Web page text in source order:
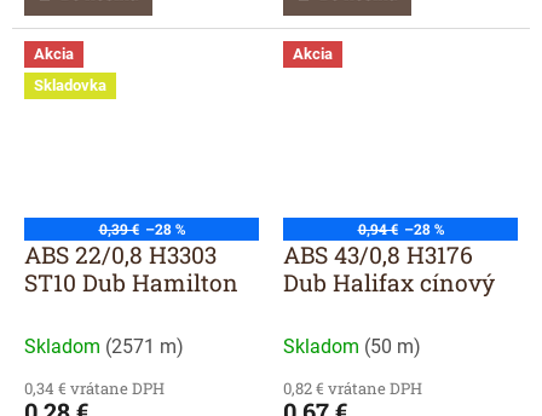
Akcia
Skladovka
0,39 € –28 %
ABS 22/0,8 H3303
ST10 Dub Hamilton
Skladom (2571 m)
0,34 € vrátane DPH
Akcia
0,94 € –28 %
ABS 43/0,8 H3176
Dub Halifax cínový
Skladom (50 m)
0,82 € vrátane DPH